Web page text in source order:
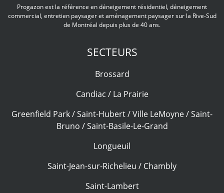
Progazon est la référence en déneigement résidentiel, déneigement
commercial, entretien paysager et aménagement paysager sur la Rive-Sud
de Montréal depuis plus de 40 ans.
SECTEURS
Brossard
Candiac / La Prairie
Greenfield Park / Saint-Hubert / Ville LeMoyne / Saint-
Bruno / Saint-Basile-Le-Grand
Longueuil
Saint-Jean-sur-Richelieu / Chambly
Saint-Lambert